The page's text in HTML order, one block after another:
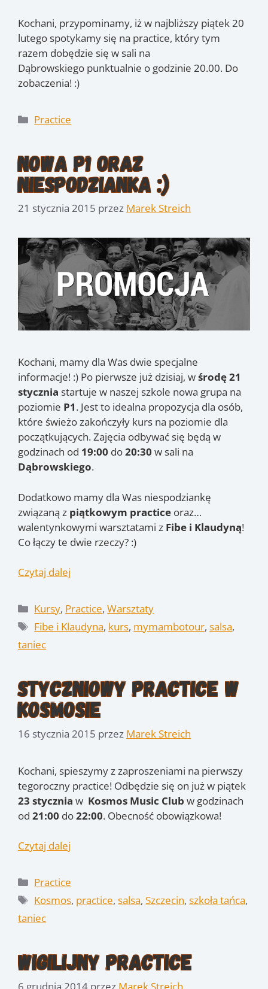
Kochani, przypominamy, iż w najbliższy piątek 20
lutego spotykamy się na practice, który tym
razem dobędzie się w sali na
Dąbrowskiego punktualnie o godzinie 20.00. Do
zobaczenia! :)
Kategorie
Practice
Nowa P1 oraz
niespodzianka :)
21 stycznia 2015 przez Marek Streich
Kochani, mamy dla Was dwie specjalne
informacje! :) Po pierwsze już dzisiaj, wśrodę 21
stycznia startuje w naszej szkole nowa grupa na
poziomie P1. Jest to idealna propozycja dla osób,
które świeżo zakończyły kurs na poziomie dla
początkujących. Zajęcia odbywać się będą w
godzinach od 19:00 do20:30 w sali na
Dąbrowskiego.
Dodatkowo mamy dla Was niespodziankę
związaną z piątkowym practice oraz…
walentynkowymi warsztatami z Fibe i Klaudyną!
Co łączy te dwie rzeczy? :)
Czytaj dalej
Kategorie
Kursy, Practice,Warsztaty
Tagi
Fibe i Klaudyna, kurs, mymambotour,salsa,
taniec
Styczniowy Practice w
Kosmosie
16 stycznia 2015 przez Marek Streich
Kochani, spieszymy z zaproszeniami na pierwszy
tegoroczny practice! Odbędzie się on już w piątek
23 stycznia w Kosmos Music Club w godzinach
od 21:00 do22:00. Obecność obowiązkowa!
Czytaj dalej
Kategorie
Practice
Tagi
Kosmos, practice,salsa,Szczecin,szkoła tańca,
taniec
Wigilijny Practice
6 grudnia 2014 przez Marek Streich